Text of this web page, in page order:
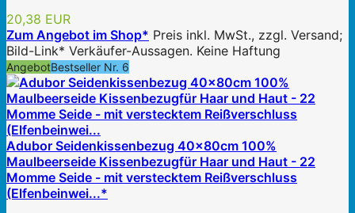
20,38 EUR
Zum Angebot im Shop* Preis inkl. MwSt., zzgl. Versand;
Bild-Link* Verkäufer-Aussagen. Keine Haftung
AngebotBestseller Nr. 6
Adubor Seidenkissenbezug 40x80cm 100%
Maulbeerseide Kissenbezugfür Haar und Haut - 22
Momme Seide - mit verstecktem Reißverschluss
(Elfenbeinwei...*